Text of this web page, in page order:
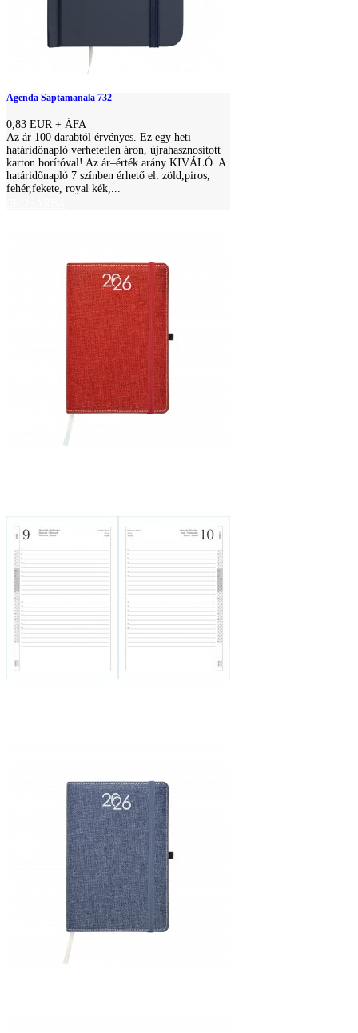
Agenda Saptamanala 732
0,83 EUR + ÁFA
Az ár 100 darabtól érvényes. Ez egy heti
határidőnapló verhetetlen áron, újrahasznosított
karton borítóval! Az ár–érték arány KIVÁLÓ. A
határidőnapló 7 színben érhető el: zöld,piros,
fehér,fekete, royal kék,...